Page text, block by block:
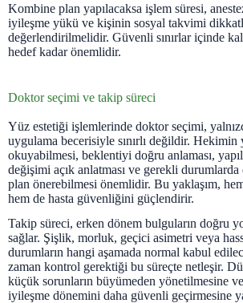
Kombine plan yapılacaksa işlem süresi,
iyileşme yükü ve kişinin sosyal takvimi
değerlendirilmelidir. Güvenli sınırlar içinde
hedef kadar önemlidir.
Doktor seçimi ve takip süreci
Yüz estetiği işlemlerinde doktor seçimi,
uygulama becerisiyle sınırlı değildir. Hekimin
okuyabilmesi, beklentiyi doğru anlaması,
değişimi açık anlatması ve gerekli durumlarda
plan önerebilmesi önemlidir. Bu yaklaşım,
hem de hasta güvenliğini güçlendirir.
Takip süreci, erken dönem bulguların doğru
sağlar. Şişlik, morluk, geçici asimetri veya
durumların hangi aşamada normal kabul
zaman kontrol gerektiği bu süreçte netleşir.
küçük sorunların büyümeden yönetilmesine
iyileşme dönemini daha güvenli geçirmesine